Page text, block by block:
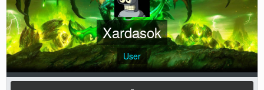
Xardasok
User